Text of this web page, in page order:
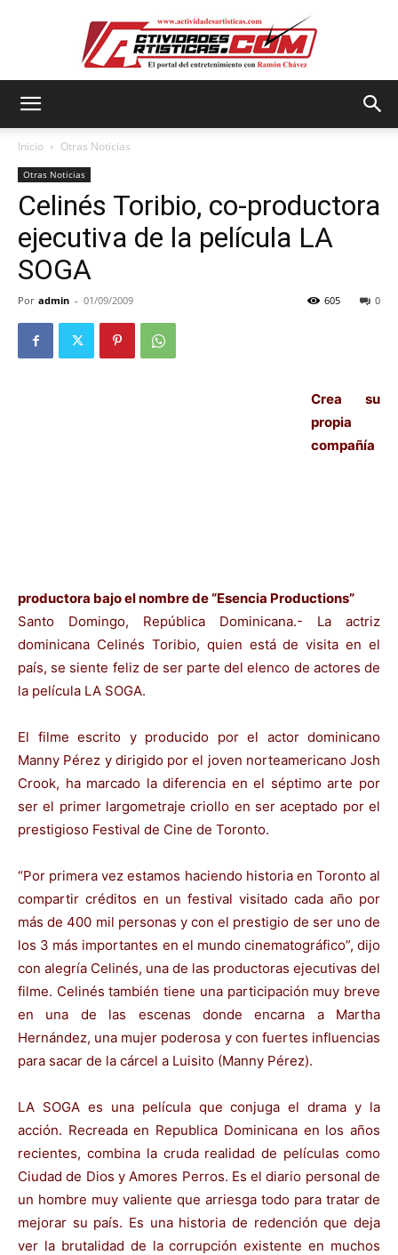
Inicio Otras Noticias
Otras Noticias
Celinés Toribio, co-productora
ejecutiva de la película LA
SOGA
Por admin - 01/09/2009 0
605
Crea su
propia
compañía
productora bajo el nombre de “Esencia Productions”
Santo Domingo, República Dominicana.- La actriz
dominicana Celinés Toribio, quien está de visita en el
país, se siente feliz de ser parte del elenco de actores de
la película LA SOGA.
El filme escrito y producido por el actor dominicano
Manny Pérez y dirigido por el joven norteamericano Josh
Crook, ha marcado la diferencia en el séptimo arte por
ser el primer largometraje criollo en ser aceptado por el
prestigioso Festival de Cine de Toronto.
“Por primera vez estamos haciendo historia en Toronto al
compartir créditos en un festival visitado cada año por
más de 400 mil personas y con el prestigio de ser uno de
los 3 más importantes en el mundo cinematográfico”, dijo
con alegría Celinés, una de las productoras ejecutivas del
filme. Celinés también tiene una participación muy breve
en una de las escenas donde encarna a Martha
Hernández, una mujer poderosa y con fuertes influencias
para sacar de la cárcel a Luisito (Manny Pérez).
LA SOGA es una película que conjuga el drama y la
acción. Recreada en Republica Dominicana en los años
recientes, combina la cruda realidad de películas como
Ciudad de Dios y Amores Perros. Es el diario personal de
un hombre muy valiente que arriesga todo para tratar de
mejorar su país. Es una historia de redención que deja
ver la brutalidad de la corrupción existente en muchos